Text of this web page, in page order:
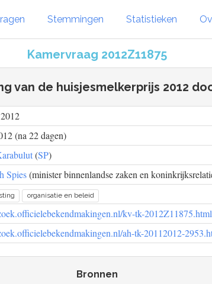
Stemmingen Statistieken
Kamervraag 2012Z11875
van de huisjesmelkerprijs 2012
(na 22 dagen)
(SP)
Spies(minister binnenlandse zaken en
organisatie en beleid
kv-tk-2012Z11875.html
ah-tk-20112012-
Bronnen